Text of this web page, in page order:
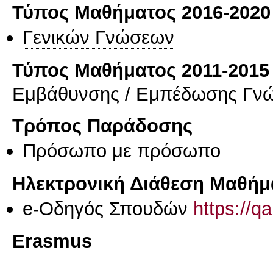
Τύπος Μαθήματος 2016-2020
Γενικών Γνώσεων
Τύπος Μαθήματος 2011-2015
Εμβάθυνσης / Εμπέδωσης
Τρόπος Παράδοσης
Πρόσωπο με πρόσωπο
Ηλεκτρονική Διάθεση
e-Οδηγός Σπουδών https://
Erasmus